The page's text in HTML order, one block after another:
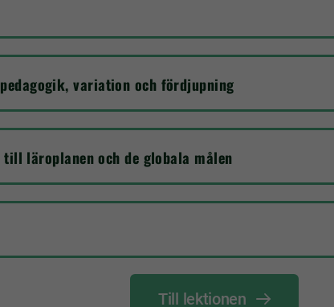
variation och fördjupning
till läroplanen och de globala målen
Till lektionen